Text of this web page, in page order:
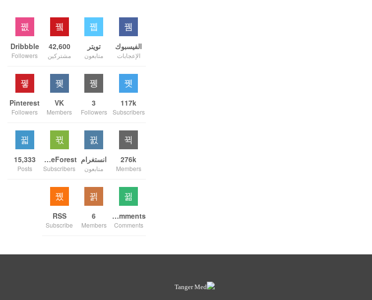
الفيسبوك
الإعجابات
تويتر
متابعون
42,600
مشتركين
Dribbble
Followers
117k
Subscribers
3
Followers
VK
Members
Pinterest
Followers
276k
Members
انستغرام
متابعون
ThemeForest
Subscribers
15,333
Posts
Comments
Comments
6
Members
RSS
Subscribe